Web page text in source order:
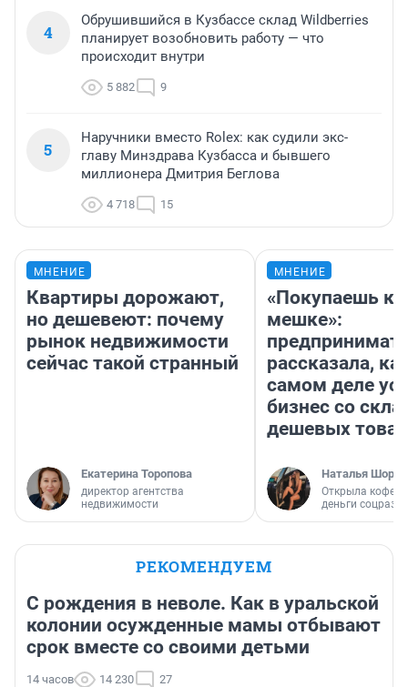
4
Обрушившийся в Кузбассе склад Wildberries
планирует возобновить работу — что
происходит внутри
5 882 9
5
Наручники вместо Rolex: как судили экс-
главу Минздрава Кузбасса и бывшего
миллионера Дмитрия Беглова
4 718 15
МНЕНИЕ
Квартиры дорожают,
но дешевеют: почему
рынок недвижимости
сейчас такой странный
Екатерина Торопова
директор агентства
недвижимости
МНЕНИЕ
«Покупаешь
мешке»:
рассказала,
самом деле
бизнес со
дешевых
Наталья
Открыла
деньги
РЕКОМЕНДУЕМ
С рождения в неволе. Как в уральской
колонии осужденные мамы отбывают
срок вместе со своими детьми
14 часов 14 230 27